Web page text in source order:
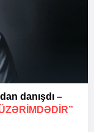
danışdı –